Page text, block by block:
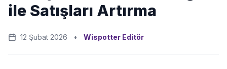
ile Satışları Artırma
12 Şubat 2026 • Wispotter Editör